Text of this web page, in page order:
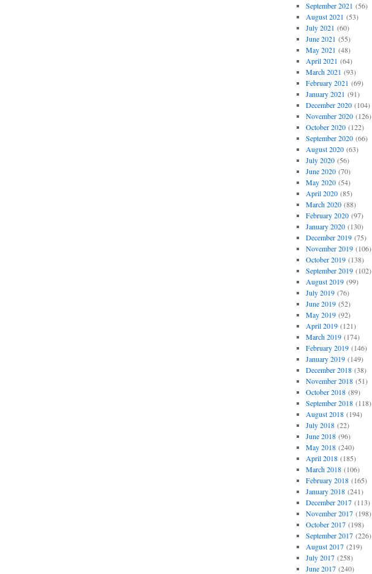
September 2021 (56)
August 2021 (53)
July 2021 (60)
June 2021 (55)
May 2021 (48)
April 2021 (64)
March 2021 (93)
February 2021 (69)
January 2021 (91)
December 2020(104)
November 2020(126)
October 2020(122)
September 2020(66)
August 2020(63)
July 2020(56)
June 2020(70)
May 2020(54)
April 2020(85)
March 2020(88)
February 2020(97)
January 2020(130)
December 2019(75)
November 2019(106)
October 2019(138)
September 2019(102)
August 2019(99)
July 2019(76)
June 2019(52)
May 2019(92)
April 2019(121)
March 2019(174)
February 2019(146)
January 2019(149)
December 2018(38)
November 2018(51)
October 2018(89)
September 2018(118)
August 2018(194)
July 2018(22)
June 2018(96)
May 2018(240)
April 2018(185)
March 2018(106)
February 2018(165)
January 2018(241)
December 2017(113)
November 2017(198)
October 2017(198)
September 2017(226)
August 2017(219)
July 2017(258)
June 2017(240)